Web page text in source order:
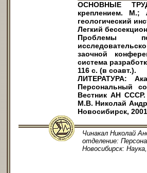
ОСНОВНЫЕ
креплением. М.;
геологический
Легкий
Проблемы
заочной
система
116 с. (в соавт.).
ЛИТЕРАТУРА:
Персональный
Вестник АН
М.В. Николай
Новосибирск,
Чинакал Николай
отделение:
Новосибирск: